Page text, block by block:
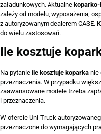
załadunkowych. Aktualne koparko-
zależy od modelu, wyposażenia,
z autoryzowanym dealerem CASE.
do wielu zastosowań.
Ile kosztuje
Na pytanie ile kosztuje koparka nie
przeznaczenia. W przypadku
zaawansowane modele trzeba
i przeznaczenia.
W ofercie Uni-Truck
przeznaczone do wymagających